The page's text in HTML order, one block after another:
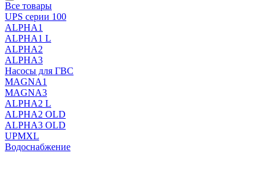
Все товары
UPS серии 100
ALPHA1
ALPHA1 L
ALPHA2
ALPHA3
Насосы для ГВС
MAGNA1
MAGNA3
ALPHA2 L
ALPHA2 OLD
ALPHA3 OLD
UPMXL
Водоснабжение